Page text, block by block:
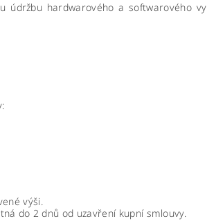
hardwarového a softwarového
výši.
do 2 dnů od uzavření kupní smlouvy.